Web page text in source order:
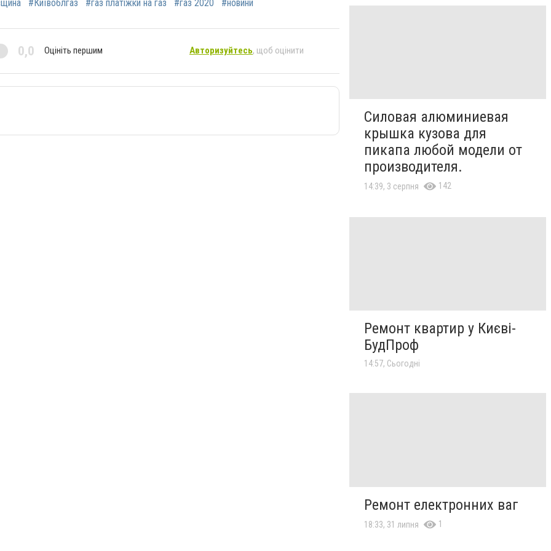
#Київоблгаз #газ платіжки на газ #газ 2020 #новини
0,0 Оцініть першим Авторизуйтесь, щоб оцінити
Силовая алюминиевая
крышка кузова для
пикапа любой модели от
производителя.
14:39, 3 серпня 142
Ремонт квартир у Києві-
БудПроф
14:57, Сьогодні
Ремонт електронних ваг
18:33, 31 липня 1